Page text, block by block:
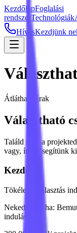
KezdőlapFoglalási
rendszerTechnológiák
HívásKezdjünk
Átlátható árak
Választható
Találd meg a
vagy, írj — segítünk
Kezdő
Tökéletes választás
Neked való, ha:
induláshoz.